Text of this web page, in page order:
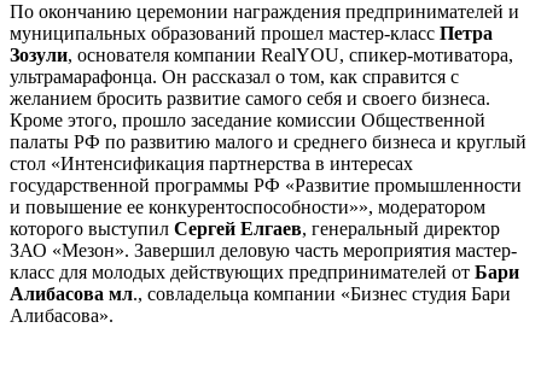
По окончанию церемонии награждения предпринимателей и
муниципальных образований прошел мастер-класс Петра
Зозули, основателя компании RealYOU, спикер-мотиватора,
ультрамарафонца. Он рассказал о том, как справится с
желанием бросить развитие самого себя и своего бизнеса.
Кроме этого, прошло заседание комиссии Общественной
палаты РФ по развитию малого и среднего бизнеса и круглый
стол «Интенсификация партнерства в интересах
государственной программы РФ «Развитие промышленности
и повышение ее конкурентоспособности»», модератором
которого выступил Сергей Елгаев, генеральный директор
ЗАО «Мезон». Завершил деловую часть мероприятия мастер-
класс для молодых действующих предпринимателей от Бари
Алибасова мл., совладельца компании «Бизнес студия Бари
Алибасова».